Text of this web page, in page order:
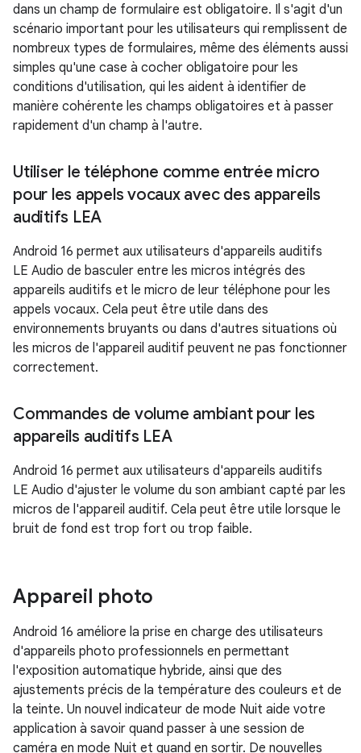
dans un champ de formulaire est obligatoire. Il s'agit d'un
scénario important pour les utilisateurs qui remplissent de
nombreux types de formulaires, même des éléments aussi
simples qu'une case à cocher obligatoire pour les
conditions d'utilisation, qui les aident à identifier de
manière cohérente les champs obligatoires et à passer
rapidement d'un champ à l'autre.
Utiliser le téléphone comme entrée micro
pour les appels vocaux avec des appareils
auditifs LEA
Android 16 permet aux utilisateurs d'appareils auditifs
LE Audio de basculer entre les micros intégrés des
appareils auditifs et le micro de leur téléphone pour les
appels vocaux. Cela peut être utile dans des
environnements bruyants ou dans d'autres situations où
les micros de l'appareil auditif peuvent ne pas fonctionner
correctement.
Commandes de volume ambiant pour les
appareils auditifs LEA
Android 16 permet aux utilisateurs d'appareils auditifs
LE Audio d'ajuster le volume du son ambiant capté par les
micros de l'appareil auditif. Cela peut être utile lorsque le
bruit de fond est trop fort ou trop faible.
Appareil photo
Android 16 améliore la prise en charge des utilisateurs
d'appareils photo professionnels en permettant
l'exposition automatique hybride, ainsi que des
ajustements précis de la température des couleurs et de
la teinte. Un nouvel indicateur de mode Nuit aide votre
application à savoir quand passer à une session de
caméra en mode Nuit et quand en sortir. De nouvelles